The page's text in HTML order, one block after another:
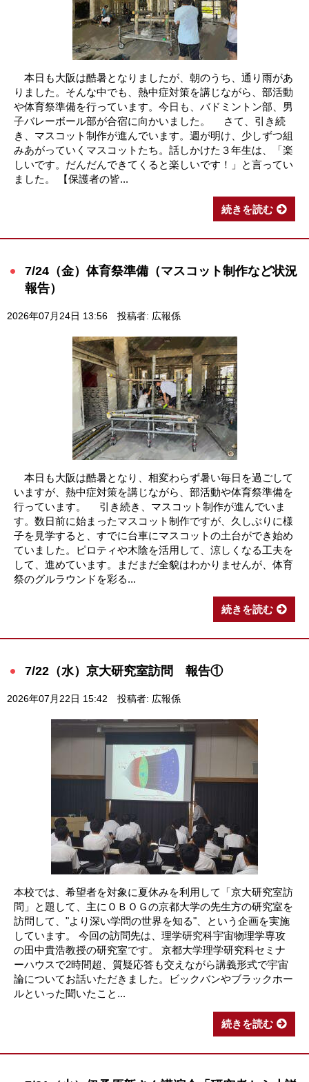
本日も大阪は酷暑となりましたが、朝のうち、通り雨があ
りました。そんな中でも、熱中症対策を講じながら、部活動
や体育祭準備を行っています。今日も、バドミントン部、男
子バレーボール部が合宿に向かいました。 さて、引き続
き、マスコット制作が進んでいます。週が明け、少しずつ組
みあがっていくマスコットたち。話しかけた３年生は、「楽
しいです。だんだんできてくると楽しいです！」と言ってい
ました。 【保護者の皆...
続きを読む
7/24（金）体育祭準備（マスコット制作など状況
報告）
2026年07月24日 13:56 投稿者: 広報係
本日も大阪は酷暑となり、相変わらず暑い毎日を過ごして
いますが、熱中症対策を講じながら、部活動や体育祭準備を
行っています。 引き続き、マスコット制作が進んでいま
す。数日前に始まったマスコット制作ですが、久しぶりに様
子を見学すると、すでに台車にマスコットの土台ができ始め
ていました。ピロティや木陰を活用して、涼しくなる工夫を
して、進めています。まだまだ全貌はわかりませんが、体育
祭のグルラウンドを彩る...
続きを読む
7/22（水）京大研究室訪問 報告①
2026年07月22日 15:42 投稿者: 広報係
本校では、希望者を対象に夏休みを利用して「京大研究室訪
問」と題して、主にＯＢＯＧの京都大学の先生方の研究室を
訪問して、"より深い学問の世界を知る"、という企画を実施
しています。 今回の訪問先は、理学研究科宇宙物理学専攻
の田中貴浩教授の研究室です。 京都大学理学研究科セミナ
ーハウスで2時間超、質疑応答も交えながら講義形式で宇宙
論についてお話いただきました。ビックバンやブラックホー
ルといった聞いたこと...
続きを読む